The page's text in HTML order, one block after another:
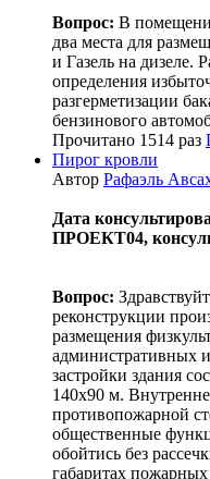
Вопрос: В
два места для
и Газель на дизеле.
определения
разгерметизации
бензинового
Прочитано 1514 раз
Пирог кровли
Автор Рафаэль
Дата
ПРОЕКТ04,
Вопрос:
реконструкции
размещения
административных
застройки здания
140х90 м.
противопожарной
общественные
обойтись без
габаритах